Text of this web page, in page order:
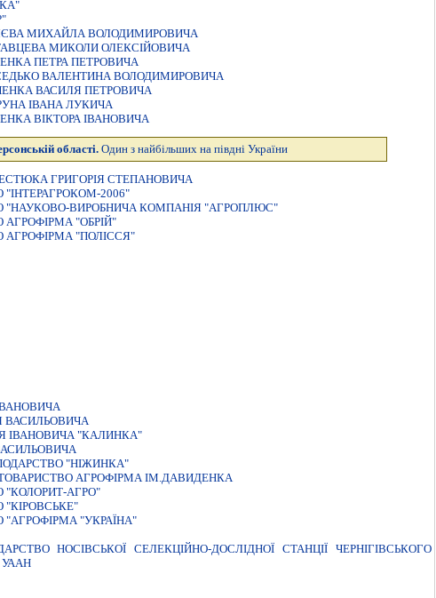
МИХАЙЛА ВОЛОДИМИРОВИЧА
МИКОЛИ ОЛЕКСІЙОВИЧА
ПЕТРА ПЕТРОВИЧА
ВАЛЕНТИНА ВОЛОДИМИРОВИЧА
ВАСИЛЯ ПЕТРОВИЧА
IВАНА ЛУКИЧА
ВIКТОРА IВАНОВИЧА
області. Один з найбільших на півдні України
ГРИГОРIЯ СТЕПАНОВИЧА
2006"
ВИРОБНИЧА КОМПАНIЯ "АГРОПЛЮС"
"ОБРIЙ"
"ПОЛІССЯ"
ВАСИЛЬОВИЧА
IВАНОВИЧА "КАЛИНКА"
"НIЖИНКА"
АГРОФІРМА ІМ.ДАВИДЕНКА
АГРО"
"УКРАЇНА"
НОСІВСЬКОЇ СЕЛЕКЦІЙНО-ДОСЛІДНОЇ СТАНЦІЇ ЧЕРНІГІВСЬКОГО